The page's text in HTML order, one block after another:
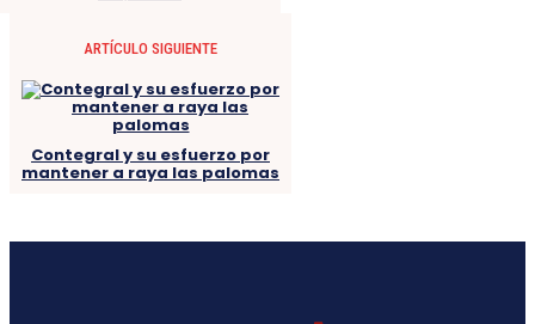
ARTÍCULO SIGUIENTE
Contegral y su esfuerzo por
mantener a raya las palomas